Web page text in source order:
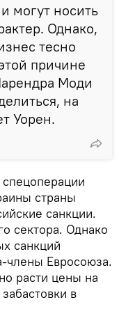
могут носить
Однако,
тесно
причине
Моди
на
Уорен.
страны
санкции.
сектора. Однако
санкций
члены Евросоюза.
расти цены на
в